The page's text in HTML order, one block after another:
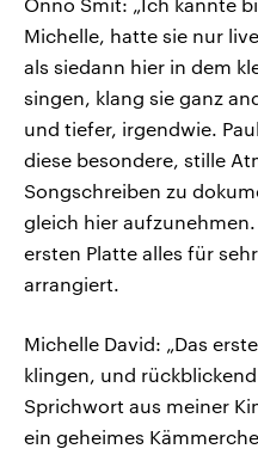
Onno Smit: „Ich kannte
Michelle, hatte sie nur
als siedann hier in dem
singen, klang sie ganz
und tiefer, irgendwie.
diese besondere, stille
Songschreiben zu
gleich hier
ersten Platte alles für
arrangiert.
Michelle David: „Das
klingen, und
Sprichwort aus meiner
ein geheimes